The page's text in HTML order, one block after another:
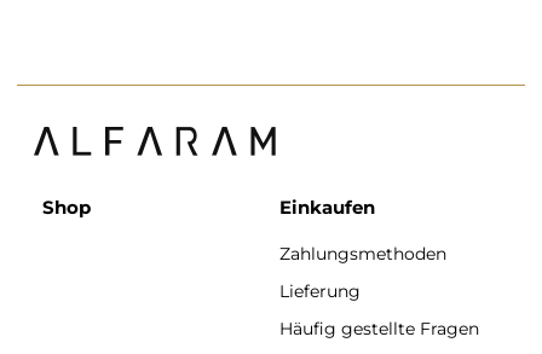
Shop Einkaufen
Zahlungsmethoden
Lieferung
Häufig gestellte Fragen